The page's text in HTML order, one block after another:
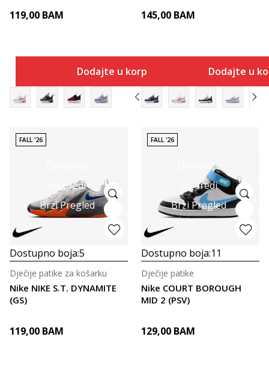
119,00 BAM
Dodajte u korpu
145,00 BAM
Dodajte u
Uporedi
Brzi Pregled
FALL '26
Dostupno boja:5
Nike NIKE S.T. DYNAMITE
(GS)
Dječije patike za košarku
119,00 BAM
Detaljnije
Uporedi
Brzi Pregled
FALL '26
Dostupno boja:11
Nike COURT BOROUGH
MID 2 (PSV)
Dječije patike
129,00 BAM